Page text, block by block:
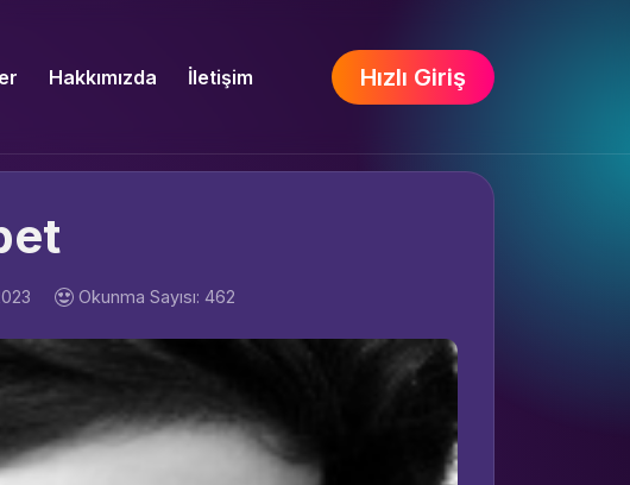
Hakkımızda İletişim Hızlı Giriş
Okunma Sayısı: 462